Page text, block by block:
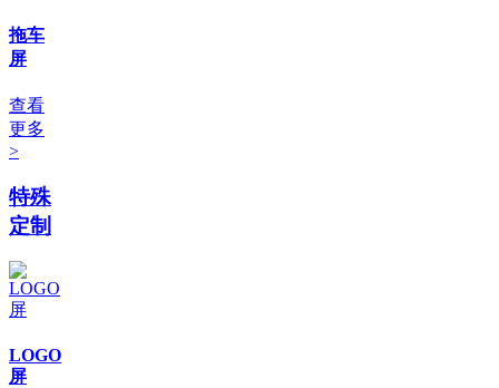
拖车
屏
查看
更多
>
特殊
定制
LOGO
屏